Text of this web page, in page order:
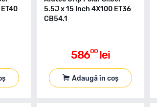
5.5J x 15 Inch 4X100 ET36
CB54.1
58600 lei
Adaugă în coș